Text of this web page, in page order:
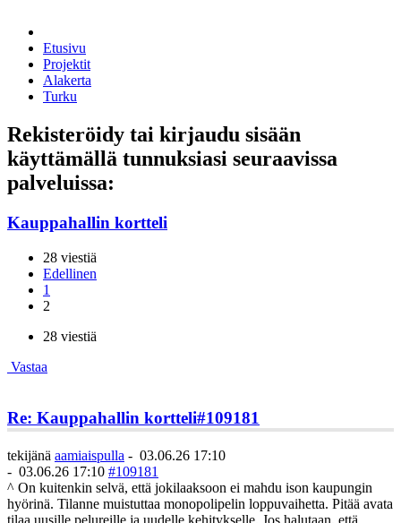
Etusivu
Projektit
Alakerta
Turku
Rekisteröidy tai kirjaudu sisään
käyttämällä tunnuksiasi seuraavissa
palveluissa:
Kauppahallin kortteli
28 viestiä
Edellinen
1
2
28 viestiä
Vastaa
Re: Kauppahallin kortteli#109181
tekijänä aamiaispulla - 03.06.26 17:10
- 03.06.26 17:10 #109181
^ On kuitenkin selvä, että jokilaaksoon ei mahdu ison kaupungin
hyörinä. Tilanne muistuttaa monopolipelin loppuvaihetta. Pitää avata